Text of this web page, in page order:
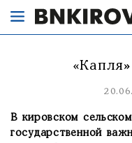
В кировском
государственной